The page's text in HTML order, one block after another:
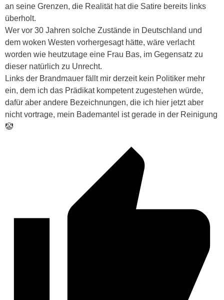
an seine Grenzen, die Realität hat die Satire bereits links
überholt.
Wer vor 30 Jahren solche Zustände in Deutschland und
dem woken Westen vorhergesagt hätte, wäre verlacht
worden wie heutzutage eine Frau Bas, im Gegensatz zu
dieser natürlich zu Unrecht.
Links der Brandmauer fällt mir derzeit kein Politiker mehr
ein, dem ich das Prädikat kompetent zugestehen würde,
dafür aber andere Bezeichnungen, die ich hier jetzt aber
nicht vortrage, mein Bademantel ist gerade in der Reinigung
🤡